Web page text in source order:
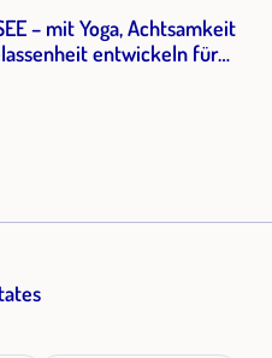
– mit Yoga, Achtsamkeit
entwickeln für